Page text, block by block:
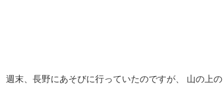
末、長野にあそびに行っていたのですが、 山の上の